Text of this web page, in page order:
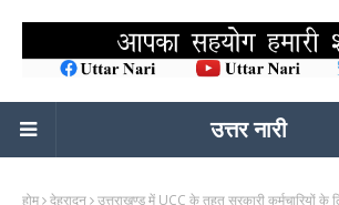
उत्तर नारी
होम देहरादून उत्तराखण्ड में UCC के तहत सरकारी कर्मचारियों के